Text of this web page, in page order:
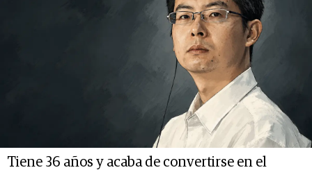
Tiene 36 años y acaba de convertirse en el